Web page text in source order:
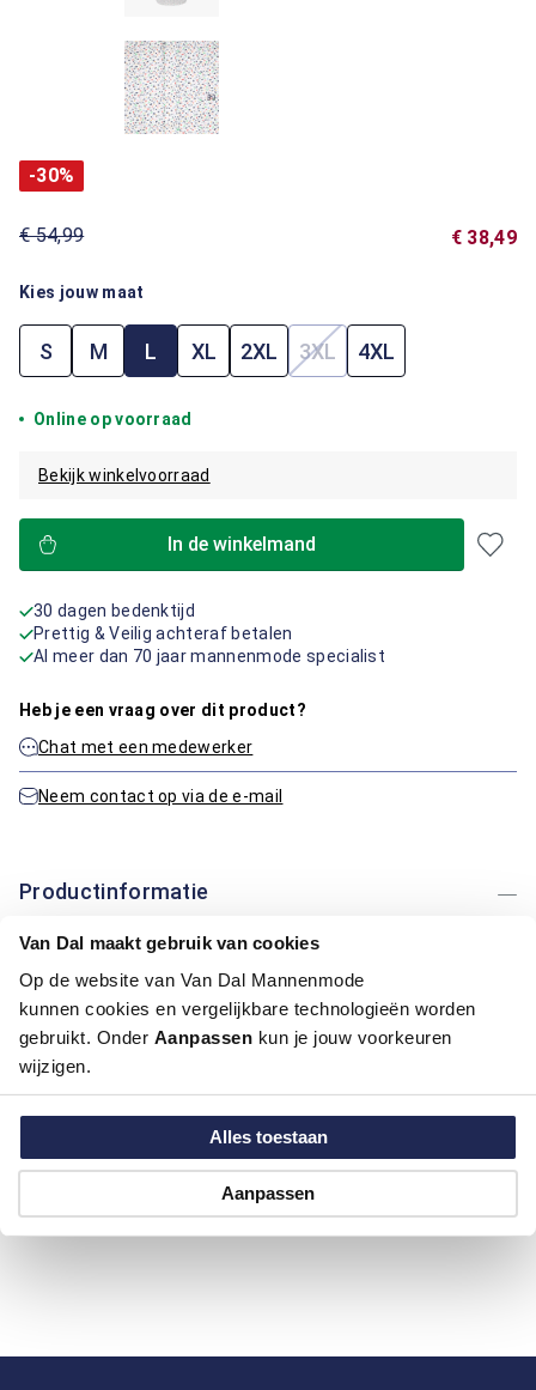
Van Dal maakt gebruik van cookies
Op de website van Van Dal Mannenmode
kunnen cookies en vergelijkbare technologieën worden
gebruikt. Onder Aanpassen kun je jouw voorkeuren
wijzigen.
Alles toestaan
Aanpassen
-30%
€ 54,99 € 38,49
Kies jouw maat
S M L XL 2XL 3XL(Deze optie is
4XL
Online op voorraad
Bekijk winkelvoorraad
In de winkelmand
30 dagen bedenktijd
Prettig & Veilig achteraf betalen
Al meer dan 70 jaar mannenmode specialist
Heb je een vraag over dit product?
Chat met een medewerker
Neem contact op via de e-mail
Productinformatie
Artikelnummer
1014583-60-L
Kleur:
Wit
Maatinformatie
Over Bartlett Classics